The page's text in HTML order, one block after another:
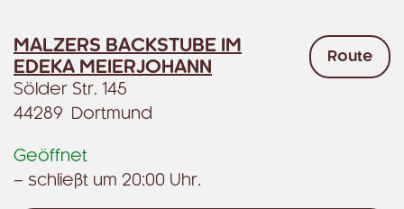
MALZERS BACKSTUBE IM
EDEKA MEIERJOHANN
Sölder Str. 145
44289 Dortmund
Route
Geöffnet
– schließt um 20:00 Uhr.